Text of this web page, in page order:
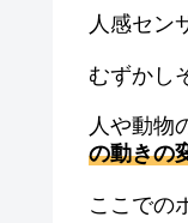
人感セン
むずかし
人や動物
の動きの
ここでの